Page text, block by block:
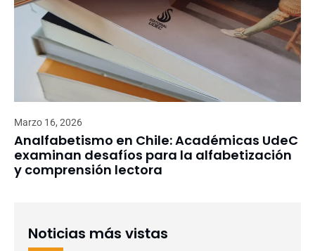
Marzo 16, 2026
Analfabetismo en Chile: Académicas UdeC
examinan desafíos para la alfabetización
y comprensión lectora
Noticias más vistas